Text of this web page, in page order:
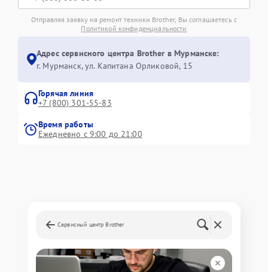
Отправляя заявку на ремонт техники Brother, Вы соглашаетесь с
Политикой конфиденциальности
Адрес сервисного центра Brother в Мурманске:
г. Мурманск, ул. Капитана Орликовой, 15
Горячая линия
+7 (800) 301-55-83
Время работы
Ежедневно с 9:00 до 21:00
Сервисный центр Brother